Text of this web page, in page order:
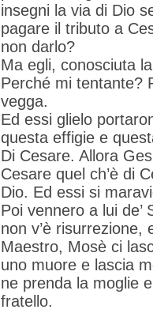
insegni la via di Dio
pagare il tributo a
non darlo?
Ma egli, conosciuta
Perché mi tentante?
vegga.
Ed essi glielo
questa effigie e
Di Cesare. Allora
Cesare quel ch’è di
Dio. Ed essi si
Poi vennero a lui de’
non v’è risurrezione,
Maestro, Mosè ci
uno muore e lascia
ne prenda la moglie
fratello.